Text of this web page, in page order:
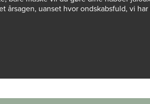
årsagen, uanset hvor ondskabsfuld, vi